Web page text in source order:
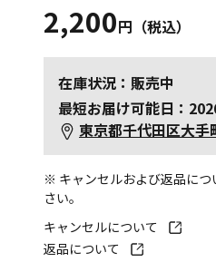
2,200円（税込）
在庫状況：販売中
最短お届け可能日：
東京都千代田区大手
※ キャンセルおよび返品につ
さい。
キャンセルについて
返品について